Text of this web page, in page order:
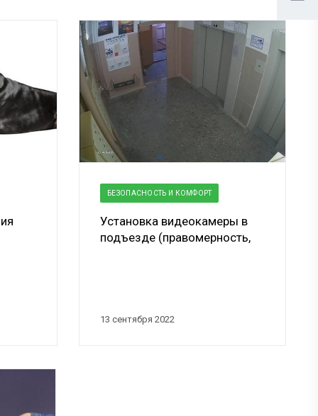
13 сентября 2022
БЕЗОПАСНОСТЬ И КОМФОРТ
Установка видеокамеры в
подъезде (правомерность,